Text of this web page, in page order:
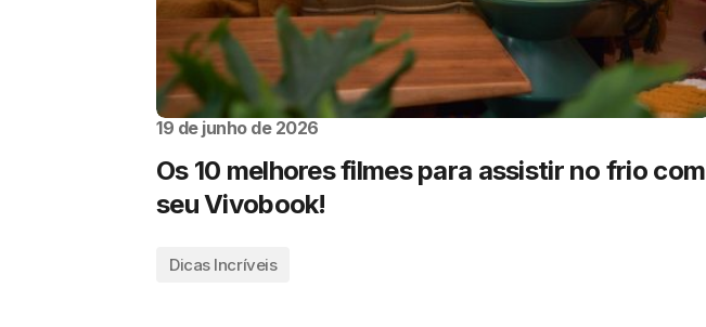
19 de junho de 2026
Os 10 melhores filmes para assistir no frio com
seu Vivobook!
Dicas Incríveis